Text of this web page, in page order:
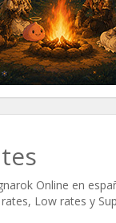
Online en
Low rates y